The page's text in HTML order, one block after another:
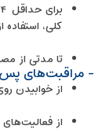
کلی،
تا مدتی از
- مراقبت‌های پس
از خوابیدن روی
از